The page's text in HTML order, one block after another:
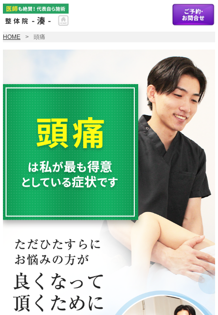
HOME 頭痛